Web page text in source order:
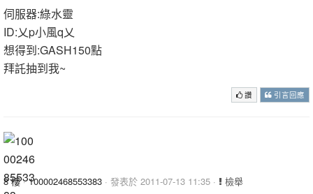
伺服器:綠水靈
ID:乂p小風q乂
想得到:GASH150點
拜託抽到我~
讚 引言回應
8 樓·100002468553383 · 發表於 2011-07-13 11:35 · 檢舉